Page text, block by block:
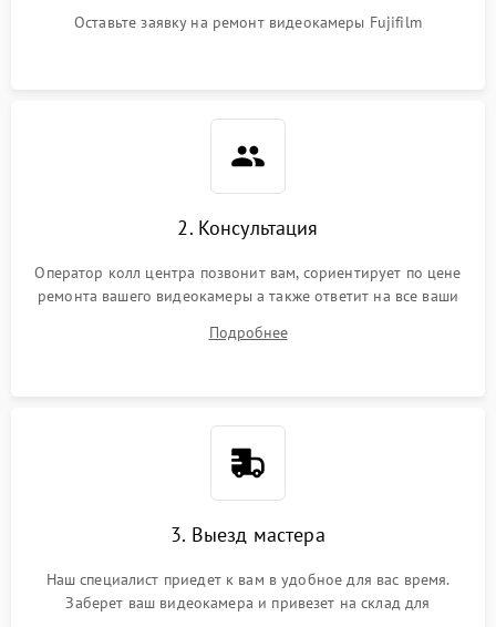
Оставьте заявку на ремонт видеокамеры Fujifilm
2. Консультация
Оператор колл центра позвонит вам, сориентирует по цене
ремонта вашего видеокамеры а также ответит на все ваши
Подробнее
3. Выезд мастера
Наш специалист приедет к вам в удобное для вас время.
Заберет ваш видеокамера и привезет на склад для